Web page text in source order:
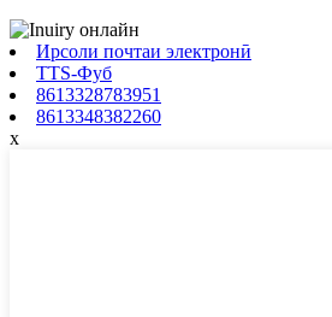
Ирсоли почтаи электронӣ
TTS-Фуб
8613328783951
8613348382260
x